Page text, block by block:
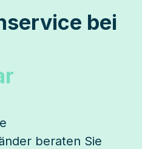
bei
beraten Sie